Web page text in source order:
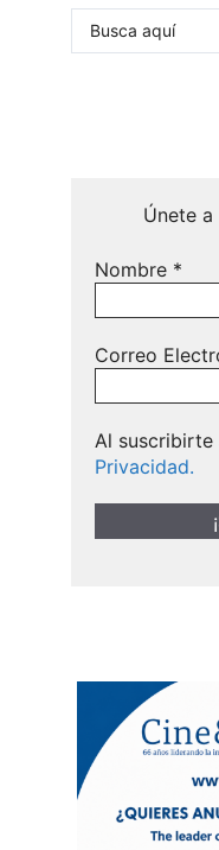
Únete
Nombre *
Correo
Al suscribirte
Privacidad.